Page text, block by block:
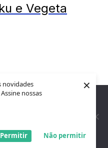
novidades
nossas
Não permitir
Permitir
×
e Vegeta
Quem Curte
que você tenha a melhor
continua a usar este site,
está satisfeito.